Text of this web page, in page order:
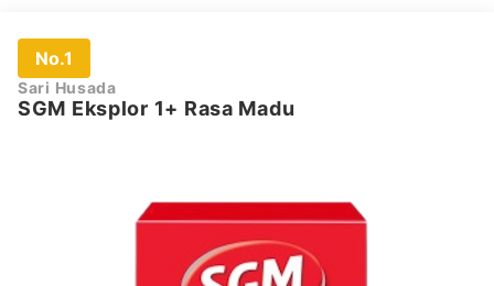
No.1
Sari Husada
SGM Eksplor 1+ Rasa Madu